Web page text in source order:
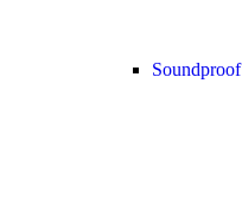
Soundproof